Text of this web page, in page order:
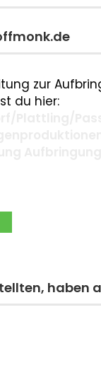
zur
du hier:
haben